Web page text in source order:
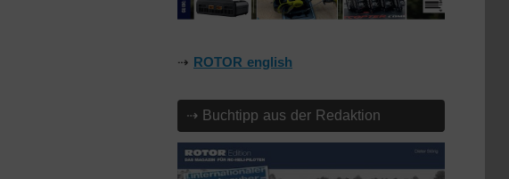
⇢ ROTOR english
⇢ Buchtipp aus der Redaktion